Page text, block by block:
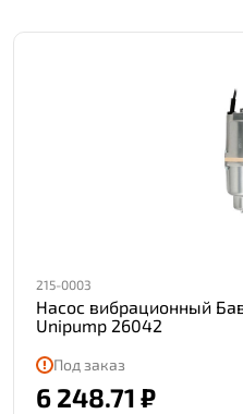
215-0003
Насос вибрационный
Unipump 26042
Под заказ
6 248.71 ₽